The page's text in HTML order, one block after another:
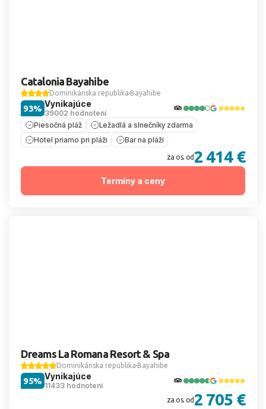
Catalonia Bayahibe
Dominikánska republika Bayahibe
Vynikajúce
39002 hodnotení
93%
Piesočná pláž
Ležadlá a slnečníky zdarma
Hotel priamo pri pláži
Bar na pláži
za os. od2 414 €
Termíny a ceny
Dreams La Romana Resort & Spa
Dominikánska republika Bayahibe
Vynikajúce
11433 hodnotení
95%
za os. od2 705 €